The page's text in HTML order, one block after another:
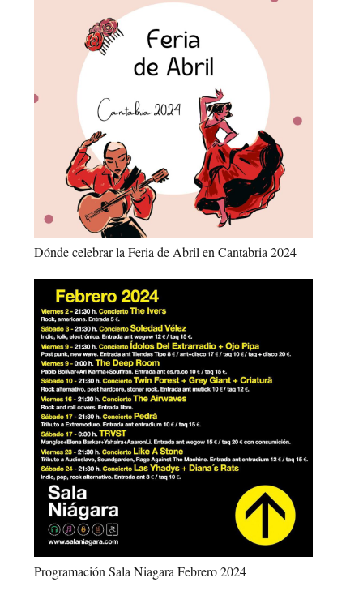
Dónde celebrar la Feria de Abril en Cantabria 2024
Programación Sala Niagara Febrero 2024